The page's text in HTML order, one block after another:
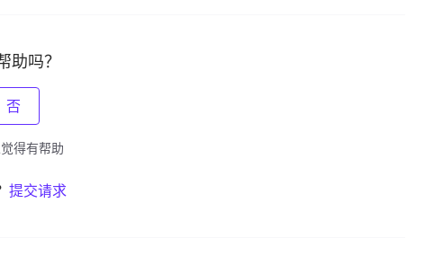
助吗？
否
得有帮助
提交请求